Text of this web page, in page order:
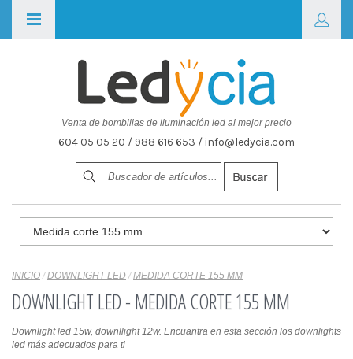
Venta de bombillas de iluminación led al mejor precio
604 05 05 20 / 988 616 653 / info@ledycia.com
INICIO /DOWNLIGHT LED /MEDIDA CORTE 155 MM
DOWNLIGHT LED - MEDIDA CORTE 155 MM
Downlight led 15w, downllight 12w. Encuantra en esta sección los downlights
led más adecuados para ti